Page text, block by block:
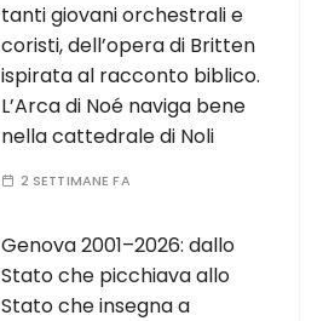
tanti giovani orchestrali e
coristi, dell’opera di Britten
ispirata al racconto biblico.
L’Arca di Noé naviga bene
nella cattedrale di Noli
2 SETTIMANE FA
Genova 2001–2026: dallo
Stato che picchiava allo
Stato che insegna a